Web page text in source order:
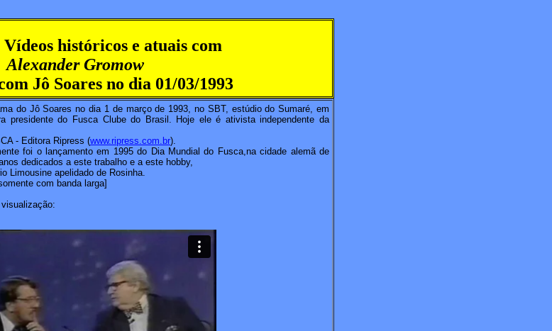
Vídeos históricos e atuais com
Alexander Gromow
Jô Soares no dia 01/03/1993
do Jô Soares no dia 1 de março de 1993, no SBT, estúdio do Sumaré, em
presidente do Fusca Clube do Brasil. Hoje ele é ativista independente da
- Editora Ripress (www.ripress.com.br).
foi o lançamento em 1995 do Dia Mundial do Fusca,na cidade alemã de
dedicados a este trabalho e a este hobby,
Limousine apelidado de Rosinha.
com banda larga]